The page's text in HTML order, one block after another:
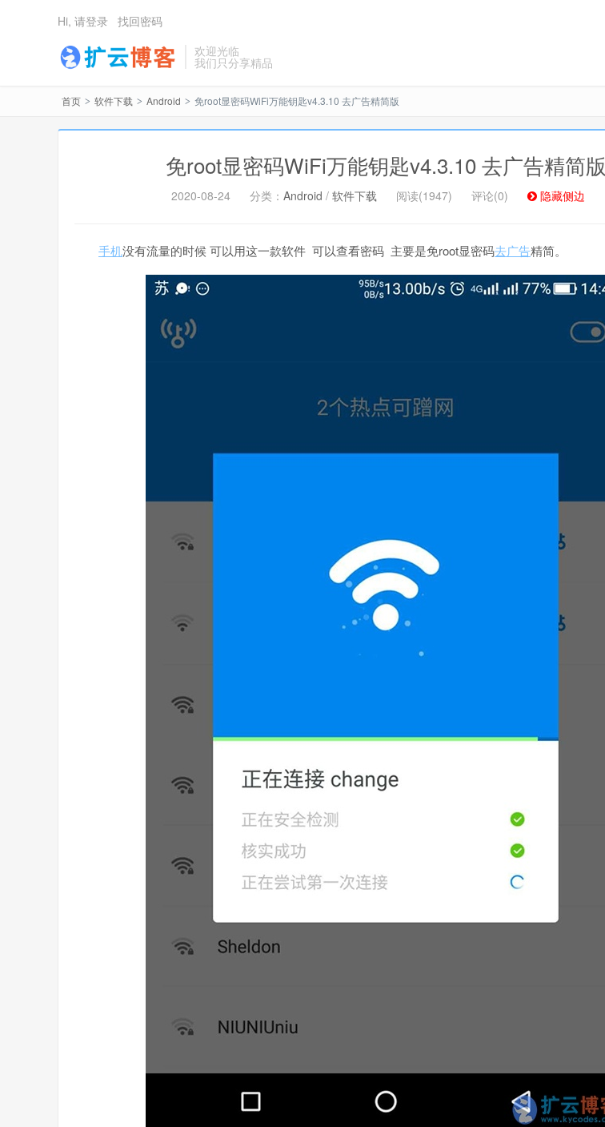
欢迎光临
我们只分享精品
Hi, 请登录 找回密码
首页 > 软件下载 > Android > 免root显密码WiFi万能钥匙v4.3.10 去广告精简版
免root显密码WiFi万能钥匙v4.3.10 去广告精简版
2020-08-24 分类： Android / 软件下载 阅读(1947) 评论(0) 隐藏侧边
手机没有流量的时候 可以用这一款软件 可以查看密码 主要是免root显密码去广告精简。